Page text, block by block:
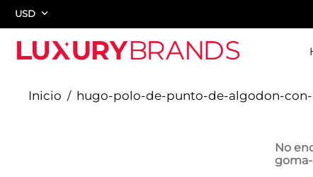
USD
hugo-polo-de-punto-de-algodon-con-
No
goma-